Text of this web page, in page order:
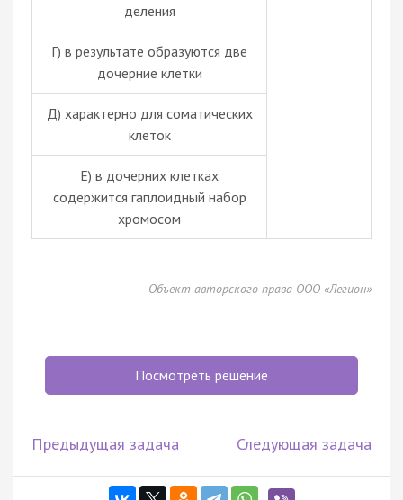
деления
Г) в результате образуются две
дочерние клетки
Д) характерно для соматических
клеток
Е) в дочерних клетках
содержится гаплоидный набор
хромосом
Объект авторского права ООО «Легион»
Посмотреть решение
Предыдущая задача Следующая задача